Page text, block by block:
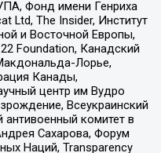
Фонд имени Генриха
Ltd, The Insider, Институт
и Восточной Европы,
Foundation, Канадский
Лорье,
Канады,
центр им Вудро
Всеукраинский
комитет в
Сахарова, Форум
Наций, Transparеncy